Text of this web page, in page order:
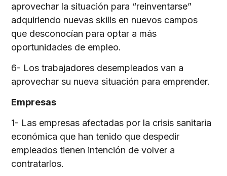
aprovechar la situación para “reinventarse”
adquiriendo nuevas skills en nuevos campos
que desconocían para optar a más
oportunidades de empleo.
6- Los trabajadores desempleados van a
aprovechar su nueva situación para emprender.
Empresas
1- Las empresas afectadas por la crisis sanitaria
económica que han tenido que despedir
empleados tienen intención de volver a
contratarlos.